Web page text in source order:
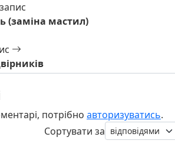
(заміна мастил)
потрібно авторизуватись.
Сортувати за